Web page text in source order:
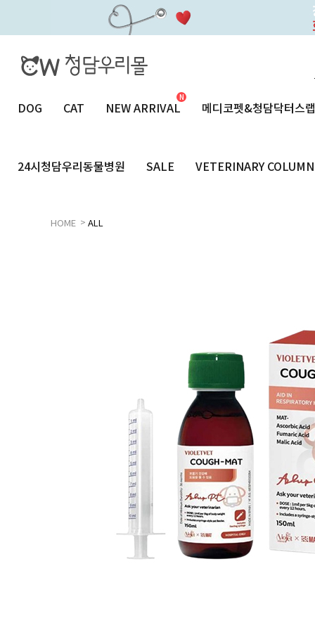
DOG CAT NEW ARRIVAL 메디코펫&청담닥터스랩
24시청담우리동물병원 SALE VETERINARY COLUMN
HOME > ALL